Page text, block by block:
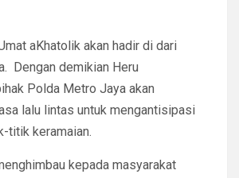
aKhatolik akan hadir di dari
Dengan demikian Heru
Polda Metro Jaya akan
lalu lintas untuk mengantisipasi
titik keramaian.
kepada masyarakat